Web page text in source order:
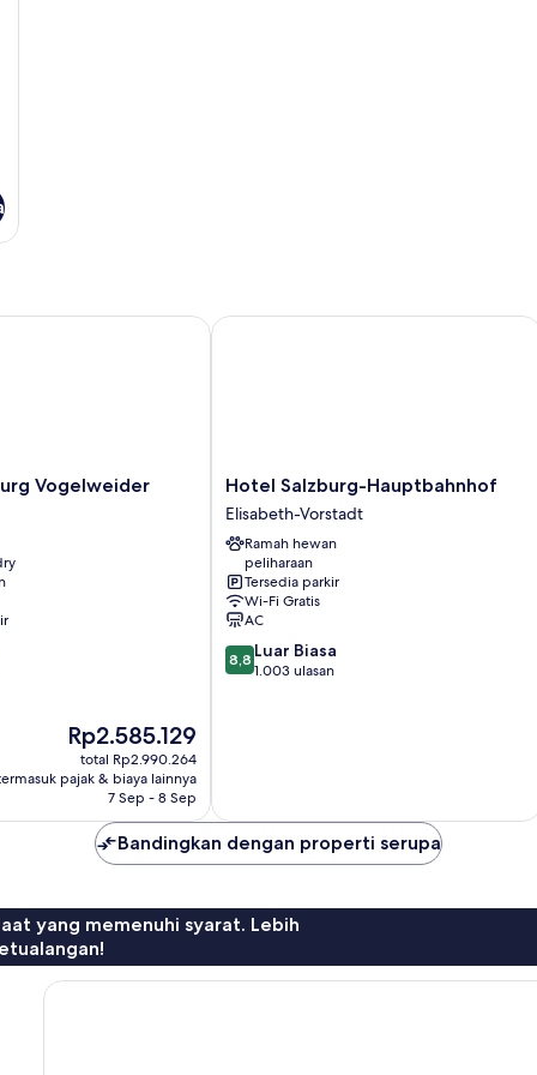
Vogelweider
Harga
sekarang
Rp2.585.129
Rp2.585.129
total Rp2.990.264
pajak & biaya lainnya
7 Sep - 8 Sep
Vogelweider
Hotel
Salzburg-
Hauptbahnhof
Elisabeth-
Vorstadt
Hotel Salzburg-Hauptbahnhof
Elisabeth-Vorstadt
Ramah hewan
peliharaan
Tersedia parkir
Wi-Fi Gratis
AC
8.8
dari
8,8 Luar Biasa
1.003 ulasan
Hotel Salzburg-Hauptbahnhof
Bandingkan dengan properti serupa
yang memenuhi syarat. Lebih